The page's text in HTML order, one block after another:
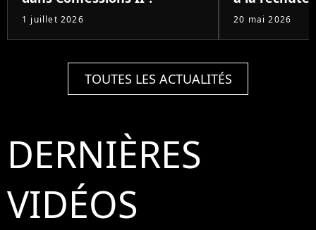
1 juillet 2026 20 mai 2026
TOUTES LES ACTUALITÉS
DERNIÈRES
VIDÉOS